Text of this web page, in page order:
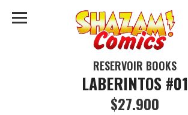
RESERVOIR BOOKS
LABERINTOS #01
$27.900